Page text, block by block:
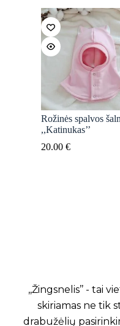
Rožinės spalvos
,,Katinukas’’
20.00 €
,,Žingsnelis’’ - tai
skiriamas ne tik
drabužėlių